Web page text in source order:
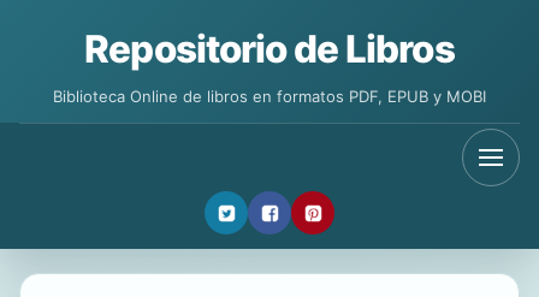
Repositorio de Libros
Biblioteca Online de libros en formatos PDF, EPUB y MOBI